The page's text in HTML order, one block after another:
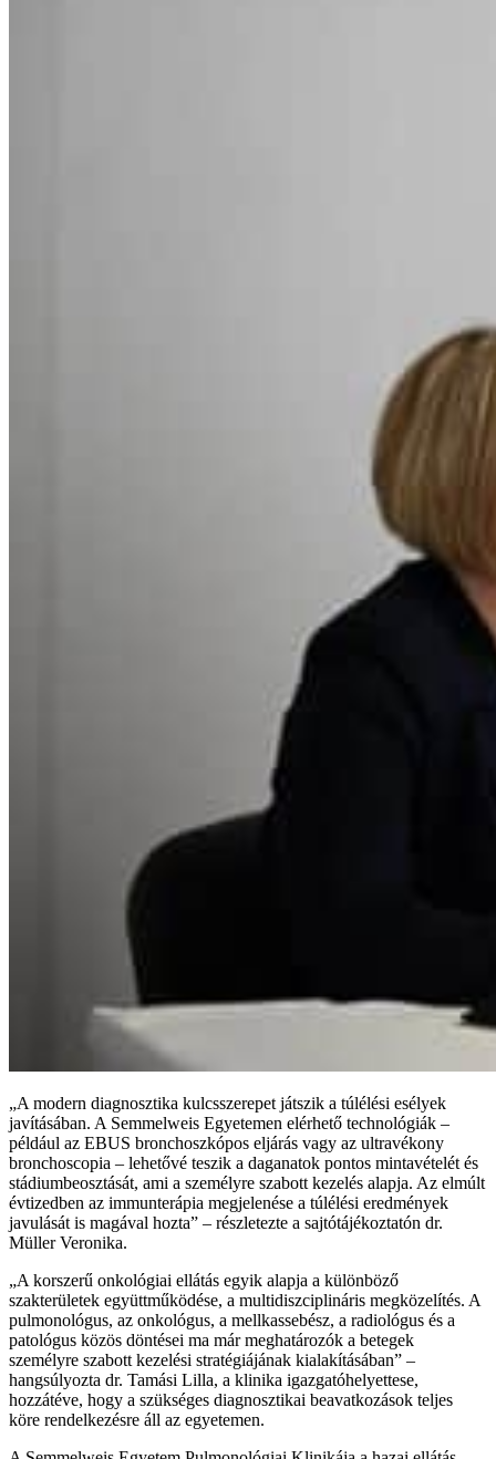
„A modern diagnosztika kulcsszerepet játszik a túlélési esélyek
javításában. A Semmelweis Egyetemen elérhető technológiák –
például az EBUS bronchoszkópos eljárás vagy az ultravékony
bronchoscopia – lehetővé teszik a daganatok pontos mintavételét és
stádiumbeosztását, ami a személyre szabott kezelés alapja. Az elmúlt
évtizedben az immunterápia megjelenése a túlélési eredmények
javulását is magával hozta” – részletezte a sajtótájékoztatón dr.
Müller Veronika.
„A korszerű onkológiai ellátás egyik alapja a különböző
szakterületek együttműködése, a multidiszciplináris megközelítés. A
pulmonológus, az onkológus, a mellkassebész, a radiológus és a
patológus közös döntései ma már meghatározók a betegek
személyre szabott kezelési stratégiájának kialakításában” –
hangsúlyozta dr. Tamási Lilla, a klinika igazgatóhelyettese,
hozzátéve, hogy a szükséges diagnosztikai beavatkozások teljes
köre rendelkezésre áll az egyetemen.